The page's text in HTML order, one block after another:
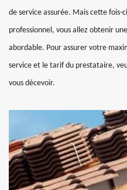
de service assurée. Mais cette
professionnel, vous allez obtenir
abordable. Pour assurer votre
service et le tarif du prestataire,
vous décevoir.